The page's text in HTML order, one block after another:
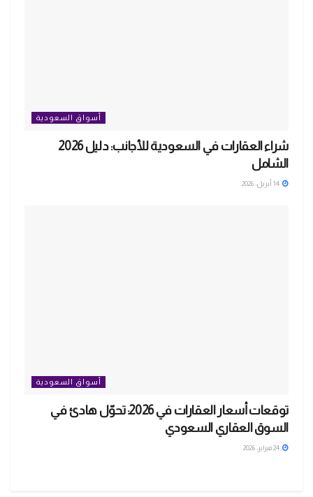
أسواق السعودية
شراء العقارات في السعودية للأجانب: دليل 2026
الشامل
أسواق السعودية
توقعات أسعار العقارات في 2026: تحوّل هادئ في
السوق العقاري السعودي